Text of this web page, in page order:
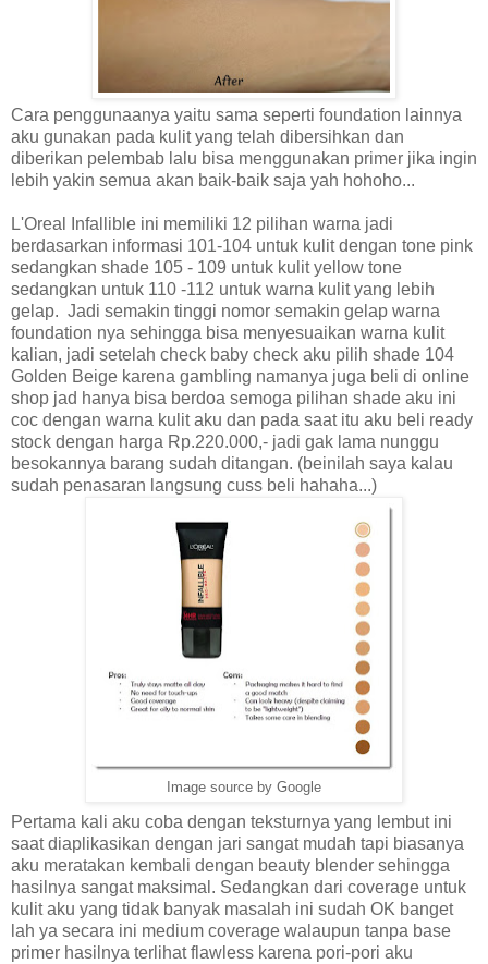
Cara penggunaanya yaitu sama seperti foundation lainnya
aku gunakan pada kulit yang telah dibersihkan dan
diberikan pelembab lalu bisa menggunakan primer jika ingin
lebih yakin semua akan baik-baik saja yah hohoho...
L'Oreal Infallible ini memiliki 12 pilihan warna jadi
berdasarkan informasi 101-104 untuk kulit dengan tone pink
sedangkan shade 105 - 109 untuk kulit yellow tone
sedangkan untuk 110 -112 untuk warna kulit yang lebih
gelap. Jadi semakin tinggi nomor semakin gelap warna
foundation nya sehingga bisa menyesuaikan warna kulit
kalian, jadi setelah check baby check aku pilih shade 104
Golden Beige karena gambling namanya juga beli di online
shop jad hanya bisa berdoa semoga pilihan shade aku ini
coc dengan warna kulit aku dan pada saat itu aku beli ready
stock dengan harga Rp.220.000,- jadi gak lama nunggu
besokannya barang sudah ditangan. (beinilah saya kalau
sudah penasaran langsung cuss beli hahaha...)
Image source by Google
Pertama kali aku coba dengan teksturnya yang lembut ini
saat diaplikasikan dengan jari sangat mudah tapi biasanya
aku meratakan kembali dengan beauty blender sehingga
hasilnya sangat maksimal. Sedangkan dari coverage untuk
kulit aku yang tidak banyak masalah ini sudah OK banget
lah ya secara ini medium coverage walaupun tanpa base
primer hasilnya terlihat flawless karena pori-pori aku